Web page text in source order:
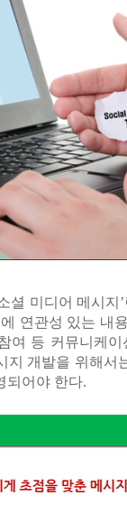
셜 미디어 메시지 ’
연관성 있는 내
여 등 커뮤니케
지 개발을 위해서
되어야 한다.